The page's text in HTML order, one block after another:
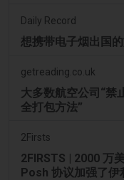
Daily Record
想携带电子烟出国
getreading.co.uk
大多数航空公司“禁
全打包方法”
2Firsts
2FIRSTS | 2000 万
Posh 协议加强了伊